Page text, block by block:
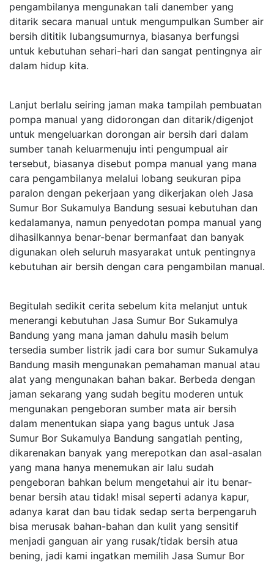
pengambilanya mengunakan tali danember yang
ditarik secara manual untuk mengumpulkan Sumber air
bersih dititik lubangsumurnya, biasanya berfungsi
untuk kebutuhan sehari-hari dan sangat pentingnya air
dalam hidup kita.
Lanjut berlalu seiring jaman maka tampilah pembuatan
pompa manual yang didorongan dan ditarik/digenjot
untuk mengeluarkan dorongan air bersih dari dalam
sumber tanah keluarmenuju inti pengumpual air
tersebut, biasanya disebut pompa manual yang mana
cara pengambilanya melalui lobang seukuran pipa
paralon dengan pekerjaan yang dikerjakan oleh Jasa
Sumur Bor Sukamulya Bandung sesuai kebutuhan dan
kedalamanya, namun penyedotan pompa manual yang
dihasilkannya benar-benar bermanfaat dan banyak
digunakan oleh seluruh masyarakat untuk pentingnya
kebutuhan air bersih dengan cara pengambilan manual.
Begitulah sedikit cerita sebelum kita melanjut untuk
menerangi kebutuhan Jasa Sumur Bor Sukamulya
Bandung yang mana jaman dahulu masih belum
tersedia sumber listrik jadi cara bor sumur Sukamulya
Bandung masih mengunakan pemahaman manual atau
alat yang mengunakan bahan bakar. Berbeda dengan
jaman sekarang yang sudah begitu moderen untuk
mengunakan pengeboran sumber mata air bersih
dalam menentukan siapa yang bagus untuk Jasa
Sumur Bor Sukamulya Bandung sangatlah penting,
dikarenakan banyak yang merepotkan dan asal-asalan
yang mana hanya menemukan air lalu sudah
pengeboran bahkan belum mengetahui air itu benar-
benar bersih atau tidak! misal seperti adanya kapur,
adanya karat dan bau tidak sedap serta berpengaruh
bisa merusak bahan-bahan dan kulit yang sensitif
menjadi ganguan air yang rusak/tidak bersih atua
bening, jadi kami ingatkan memilih Jasa Sumur Bor